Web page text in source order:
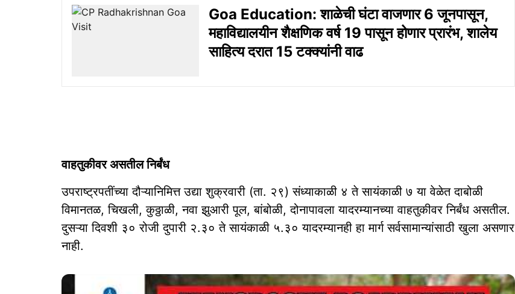
Goa Education: शाळेची घंटा वाजणार 6 जूनपासून,
महाविद्यालयीन शैक्षणिक वर्ष 19 पासून होणार प्रारंभ, शालेय
साहित्य दरात 15 टक्क्यांनी वाढ
वाहतुकीवर असतील निर्बंध
उपराष्ट्रपतींच्या दौऱ्यानिमित्त उद्या शुक्रवारी (ता. २९) संध्‍याकाळी ४ ते सायंकाळी ७ या वेळेत दाबोळी
विमानतळ, चिखली, कुठ्ठाळी, नवा झुआरी पूल, बांबोळी, दोनापावला यादरम्यानच्या वाहतुकीवर निर्बंध असतील.
दुसऱ्या दिवशी ३० रोजी दुपारी २.३० ते सायंकाळी ५.३० यादरम्यानही हा मार्ग सर्वसामान्यांसाठी खुला असणार
नाही.